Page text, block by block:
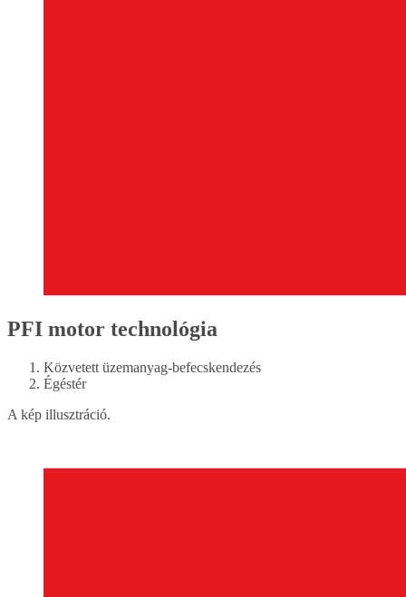
PFI motor technológia
Közvetett üzemanyag-befecskendezés
Égéstér
A kép illusztráció.